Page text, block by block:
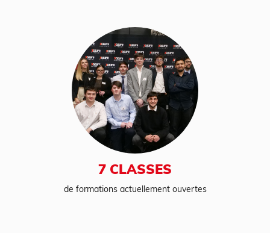
7 CLASSES
de formations actuellement ouvertes